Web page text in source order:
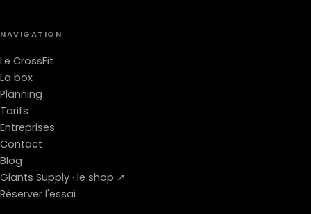
NAVIGATION
Le CrossFit
La box
Planning
Tarifs
Entreprises
Contact
Blog
Giants Supply · le shop ↗
Réserver l'essai